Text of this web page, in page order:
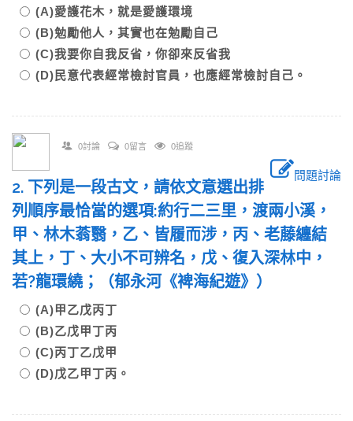
(A)愛護花木，就是愛護環境
(B)勉勵他人，其實也在勉勵自己
(C)我要你自我反省，你卻來反省我
(D)民意代表經常檢討官員，也應經常檢討自己。
0討論 0留言 0追蹤
問題討論
2. 下列是一段古文，請依文意選出排
列順序最恰當的選項:約行二三里，渡兩小溪，
甲、林木蓊翳，乙、皆履而涉，丙、老藤纏結
其上，丁、大小不可辨名，戊、復入深林中，
若?龍環繞；（郁永河《裨海紀遊》）
(A)甲乙戊丙丁
(B)乙戊甲丁丙
(C)丙丁乙戊甲
(D)戊乙甲丁丙。